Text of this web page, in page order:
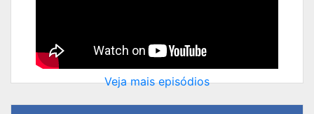
Veja mais episódios